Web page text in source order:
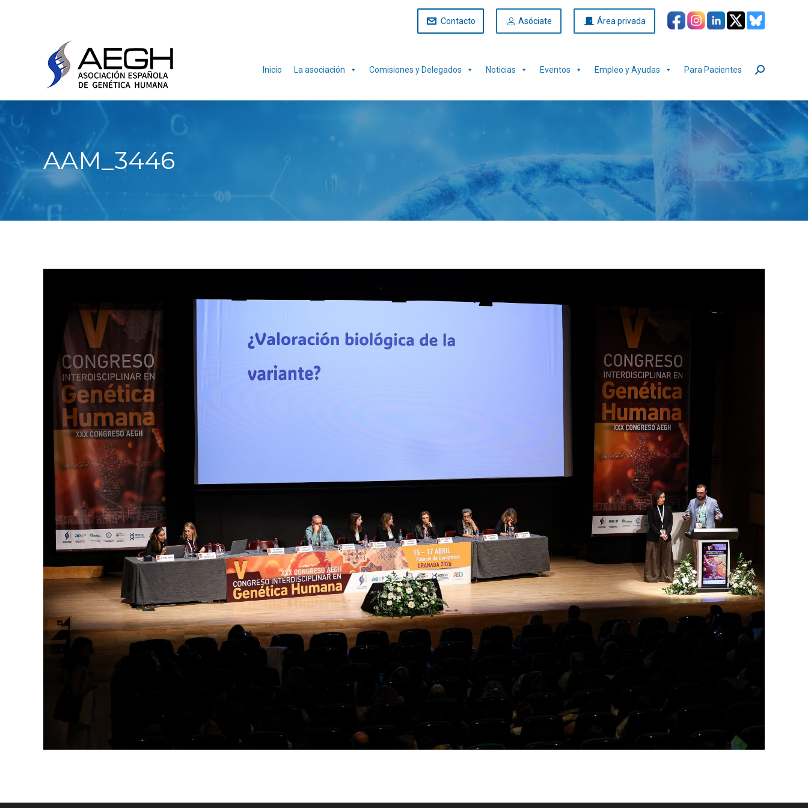
Contacto Asóciate Área privada
Inicio La asociación Comisiones y Delegados Noticias Eventos Empleo y Ayudas Para Pacientes Buscar:
AAM_3446